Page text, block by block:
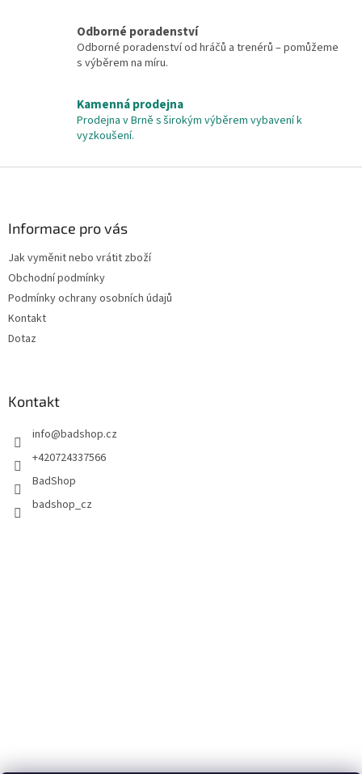
v
k
p
i
Odborné poradenství
Odborné poradenství od hráčů a trenérů – pomůžeme
s výběrem na míru.
Kamenná prodejna
Prodejna v Brně s širokým výběrem vybavení k
vyzkoušení.
Informace pro vás
Jak vyměnit nebo vrátit zboží
Obchodní podmínky
Podmínky ochrany osobních údajů
Kontakt
Dotaz
Kontakt
info@badshop.cz
+420724337566
BadShop
badshop_cz